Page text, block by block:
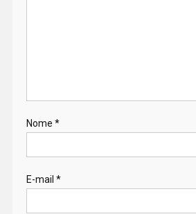
Nome *
E-mail *